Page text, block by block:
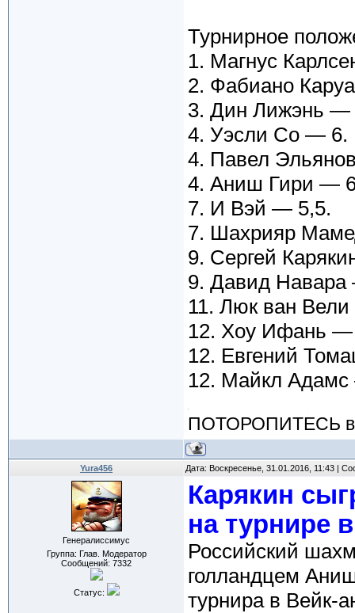
Турнирное
1. Магнус
2. Фабиано
3. Дин Лижэнь —
4. Уэсли Со — 6.
4. Павел
4. Аниш Гири —
7. И Вэй — 5,5.
7. Шахрияр
9. Сергей
9. Давид
11. Люк ван
12. Хоу Ифань —
12. Евгений
12. Майкл
ПОТОРОПИТЕСЬ
Yura456 Дата: Воскресенье, 31.01.2016, 11:43 |
Генералиссимус
Группа: Глав. Модератор
Сообщений: 7332
Статус:
Карякин
на турнире
Российский
голландцем
турнира в Вейк-